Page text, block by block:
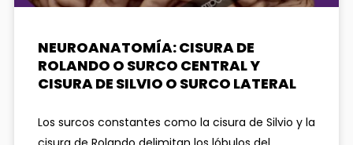
NEUROANATOMÍA: CISURA DE
ROLANDO O SURCO CENTRAL Y
CISURA DE SILVIO O SURCO LATERAL
Los surcos constantes como la cisura de Silvio y la